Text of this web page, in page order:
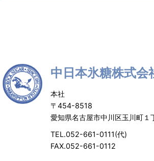
中日本氷糖株式会
本社
〒454-8518
愛知県名古屋市中川区玉川町１
TEL.052-661-0111(代)
FAX.052-661-0112